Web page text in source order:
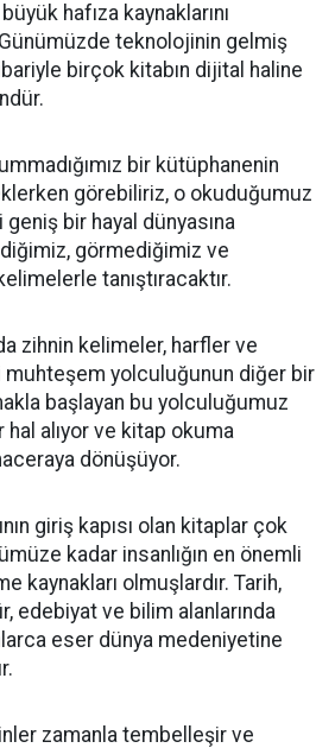
hafıza kaynaklarını
teknolojinin gelmiş
birçok kitabın dijital haline
bir kütüphanenin
görebiliriz, o okuduğumuz
bir hayal dünyasına
görmediğimiz ve
tanıştıracaktır.
zihnin kelimeler, harfler ve
muhteşem yolculuğunun diğer bir
başlayan bu yolculuğumuz
hal alıyor ve kitap okuma
dönüşüyor.
giriş kapısı olan kitaplar çok
kadar insanlığın en önemli
kaynakları olmuşlardır. Tarih,
edebiyat ve bilim alanlarında
eser dünya medeniyetine
zamanla tembelleşir ve